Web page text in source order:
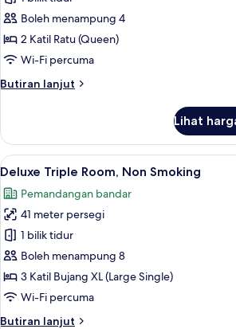
Room,
2
Katil
(Queen),
(with
the
Club
Lounge
Access)
Boleh menampung 4
2 Katil Ratu (Queen)
Wi-Fi percuma
Butiran lanjut
Butiran
Twin
Room,
2
Ratu
(Queen),
Non
Smoking
(with
the
Club
Lounge
Lihat
Lihat
semua
foto
untuk
Deluxe
Triple
Room,
Non
Smoking
Deluxe
6
Deluxe Triple Room, Non Smoking
Pemandangan bandar
41 meter persegi
1 bilik tidur
Boleh menampung 8
3 Katil Bujang XL (Large Single)
Wi-Fi percuma
Butiran lanjut
Butiran